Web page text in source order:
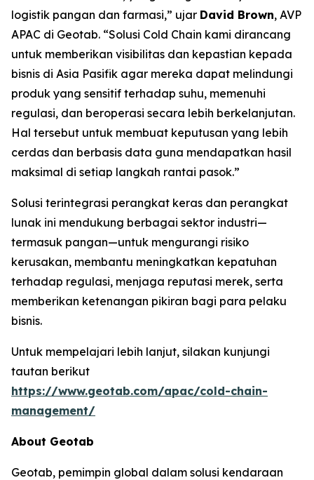
logistik pangan dan farmasi,” ujar David Brown, AVP
APAC di Geotab. “Solusi Cold Chain kami dirancang
untuk memberikan visibilitas dan kepastian kepada
bisnis di Asia Pasifik agar mereka dapat melindungi
produk yang sensitif terhadap suhu, memenuhi
regulasi, dan beroperasi secara lebih berkelanjutan.
Hal tersebut untuk membuat keputusan yang lebih
cerdas dan berbasis data guna mendapatkan hasil
maksimal di setiap langkah rantai pasok.”
Solusi terintegrasi perangkat keras dan perangkat
lunak ini mendukung berbagai sektor industri—
termasuk pangan—untuk mengurangi risiko
kerusakan, membantu meningkatkan kepatuhan
terhadap regulasi, menjaga reputasi merek, serta
memberikan ketenangan pikiran bagi para pelaku
bisnis.
Untuk mempelajari lebih lanjut, silakan kunjungi
tautan berikut
https://www.geotab.com/apac/cold-chain-
management/
About Geotab
Geotab, pemimpin global dalam solusi kendaraan